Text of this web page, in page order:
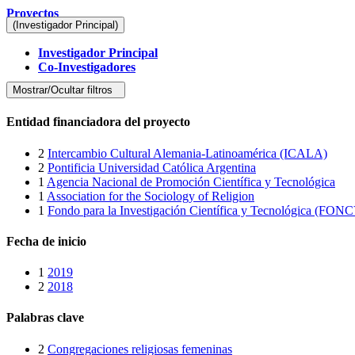
Proyectos
(Investigador Principal)
Investigador Principal
Co-Investigadores
Entidad financiadora del proyecto
2 Intercambio Cultural Alemania-Latinoamérica (ICALA)
2 Pontificia Universidad Católica Argentina
1 Agencia Nacional de Promoción Científica y Tecnológica
1 Association for the Sociology of Religion
1 Fondo para la Investigación Científica y Tecnológica
Fecha de inicio
1 2019
2 2018
Palabras clave
2 Congregaciones religiosas femeninas